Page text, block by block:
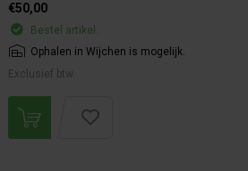
€50,00
Bestel artikel.
Ophalen in Wijchen is mogelijk.
Exclusief btw.